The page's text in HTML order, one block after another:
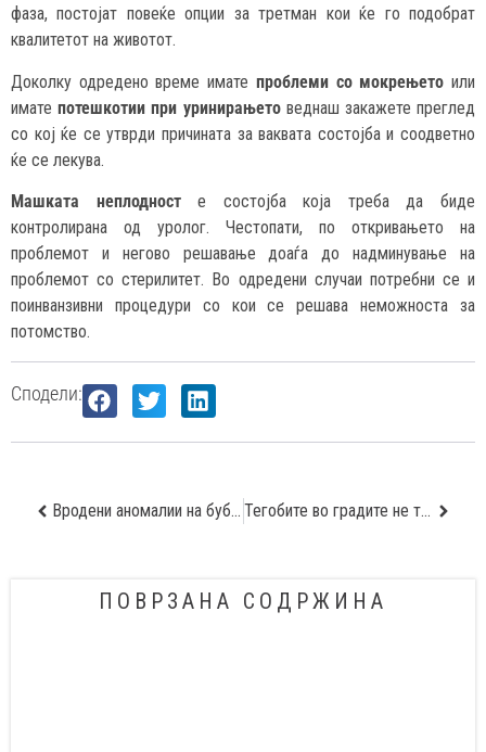
фаза, постојат повеќе опции за третман кои ќе го подобрат
квалитетот на животот.
Доколку одредено време имате проблеми со мокрењето или
иматепотешкотии при уринирањетоведнаш закажете преглед
со кој ќе се утврди причината за ваквата состојба и соодветно
ќе се лекува.
Машката неплодносте состојба која треба да биде
контролирана од уролог. Честопати, по откривањето на
проблемот и негово решавање доаѓа до надминување на
проблемот со стерилитет. Во одредени случаи потребни се и
поинванзивни процедури со кои се решава неможноста за
потомство.
Сподели:
Вродени аномалии на бубрезите и уринарниот тракт кај децата Тегобите во градите не треба да се занемарат ако при напор стануваат посилни
ПОВРЗАНА СОДРЖИНА